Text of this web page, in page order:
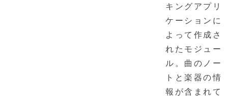
キングアプリ
ケーションに
よって作成さ
れたモジュー
ル。曲のノー
トと楽器の情
報が含まれて